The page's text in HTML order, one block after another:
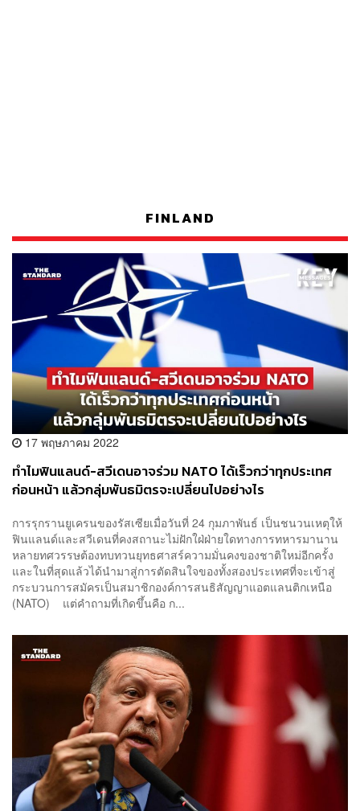
FINLAND
17 พฤษภาคม 2022
ทำไมฟินแลนด์-สวีเดนอาจร่วม NATO ได้เร็วกว่าทุกประเทศ
ก่อนหน้า แล้วกลุ่มพันธมิตรจะเปลี่ยนไปอย่างไร
การรุกรานยูเครนของรัสเซียเมื่อวันที่ 24 กุมภาพันธ์ เป็นชนวนเหตุให้
ฟินแลนด์และสวีเดนที่คงสถานะไม่ฝักใฝ่ฝ่ายใดทางการทหารมานาน
หลายทศวรรษต้องทบทวนยุทธศาสร์ความมั่นคงของชาติใหม่อีกครั้ง
และในที่สุดแล้วได้นำมาสู่การตัดสินใจของทั้งสองประเทศที่จะเข้าสู่
กระบวนการสมัครเป็นสมาชิกองค์การสนธิสัญญาแอตแลนติกเหนือ
(NATO) แต่คำถามที่เกิดขึ้นคือ ก...